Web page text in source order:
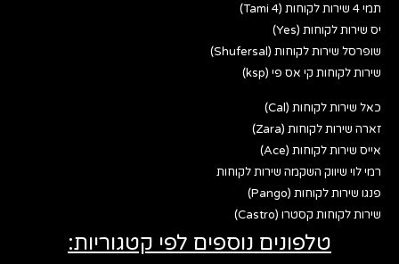
תמי 4 שירות לקוחות (Tami 4)
יס שירות לקוחות (Yes)
שופרסל שירות לקוחות (Shufersal)
שירות לקוחות קי אס פי (ksp)
כאל שירות לקוחות (Cal)
זארה שירות לקוחות (Zara)
אייס שירות לקוחות (Ace)
רמי לוי שיווק השקמה שירות לקוחות
פנגו שירות לקוחות (Pango)
שירות לקוחות קסטרו (Castro)
טלפונים נוספים לפי קטגוריות: